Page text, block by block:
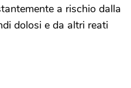
a rischio dalla
dolosi e da altri reati